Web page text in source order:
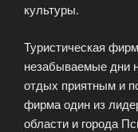
культуры.
Туристическая
незабываемые дни
отдых приятным и
фирма один из
области и города